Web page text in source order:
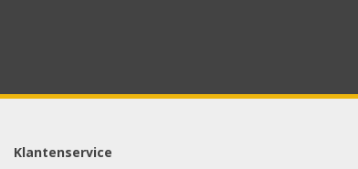
Model auto
Klantenservice